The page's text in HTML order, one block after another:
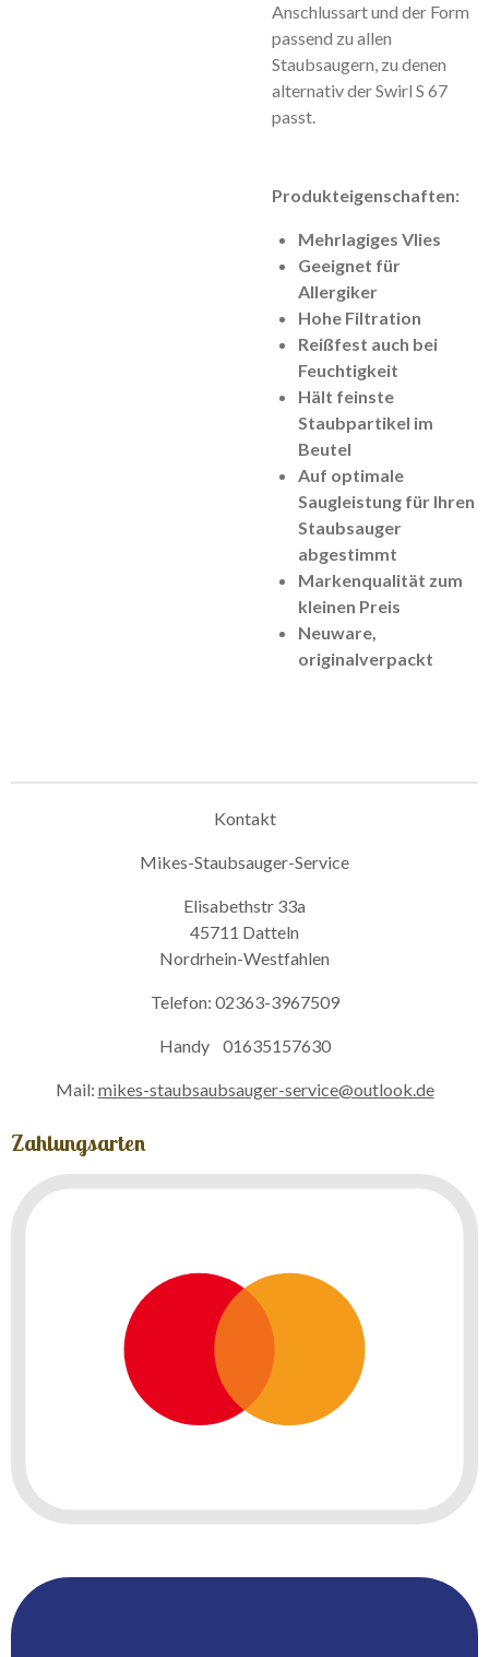
Anschlussart und der Form
passend zu allen
Staubsaugern, zu denen
alternativ der Swirl S 67
passt.
Produkteigenschaften:
Mehrlagiges Vlies
Geeignet für
Allergiker
Hohe Filtration
Reißfest auch bei
Feuchtigkeit
Hält feinste
Staubpartikel im
Beutel
Auf optimale
Saugleistung für Ihren
Staubsauger
abgestimmt
Markenqualität zum
kleinen Preis
Neuware,
originalverpackt
Kontakt
Mikes-Staubsauger-Service
Elisabethstr 33a
45711 Datteln
Nordrhein-Westfahlen
Telefon: 02363-3967509
Handy 01635157630
Mail: mikes-staubsaubsauger-service@outlook.de
Zahlungsarten